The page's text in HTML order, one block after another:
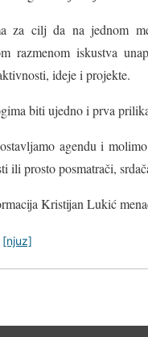
za cilj da na jednom
razmenom iskustva
ideje i projekte.
biti ujedno i prva
agendu i
ili prosto posmatrači,
Kristijan Lukić
[njuz]